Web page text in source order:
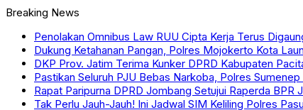
Breaking News
Penolakan Omnibus Law RUU Cipta Kerja Terus
Dukung Ketahanan Pangan, Polres Mojokerto Kota
DKP Prov. Jatim Terima Kunker DPRD Kabupaten
Pastikan Seluruh PJU Bebas Narkoba, Polres
Rapat Paripurna DPRD Jombang Setujui Raperda BPR
Tak Perlu Jauh-Jauh! Ini Jadwal SIM Keliling Polres